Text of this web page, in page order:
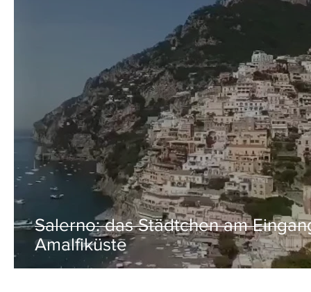
Salerno: das Städtchen am
Amalfiküste